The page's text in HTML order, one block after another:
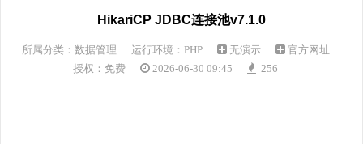
HikariCP JDBC连接池v7.1.0
所属分类： 数据管理 运行环境：PHP 无演示
官方网址
授权：免费
2026-06-30 09:45 256